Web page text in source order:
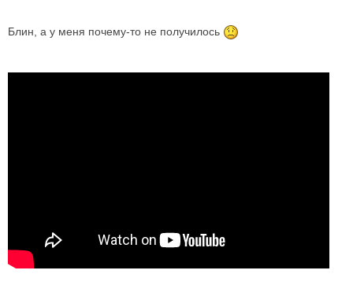
Блин, а у меня почему-то не получилось